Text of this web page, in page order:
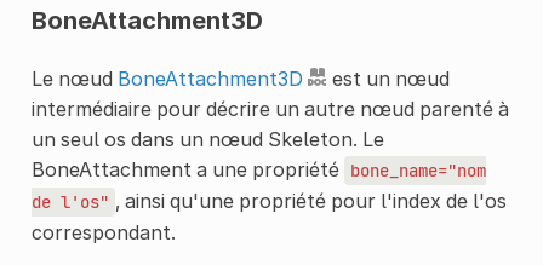
BoneAttachment3D
Le nœud BoneAttachment3D
est un nœud
intermédiaire pour décrire un autre nœud parenté à
un seul os dans un nœud Skeleton. Le
BoneAttachment a une propriété bone_name="nom
de l'os" , ainsi qu'une propriété pour l'index de l'os
correspondant.